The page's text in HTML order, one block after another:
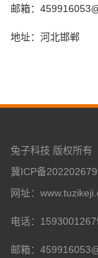
邮箱：
地址：河北邯郸
兔子科技 版权所有
冀ICP备
网址：
电话：
邮箱：